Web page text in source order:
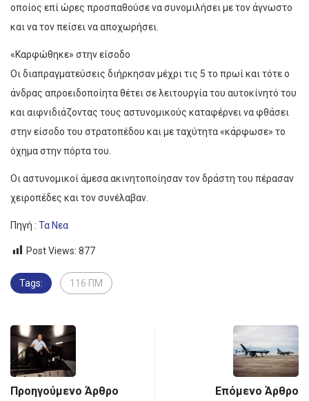
οποίος επί ώρες προσπαθούσε να συνομιλήσει με τον άγνωστο
και να τον πείσει να αποχωρήσει.
«Καρφώθηκε» στην είσοδο
Οι διαπραγματεύσεις διήρκησαν μέχρι τις 5 το πρωί και τότε ο
άνδρας απροειδοποίητα θέτει σε λειτουργία του αυτοκίνητό του
και αιφνιδιάζοντας τους αστυνομικούς καταφέρνει να φθάσει
στην είσοδο του στρατοπέδου και με ταχύτητα «κάρφωσε» το
όχημα στην πόρτα του.
Οι αστυνομικοί άμεσα ακινητοποίησαν τον δράστη του πέρασαν
χειροπέδες και τον συνέλαβαν.
Πηγή : Τα Νεα
Post Views: 877
Tags: 116 ΠΜ
Προηγούμενο Άρθρο Επόμενο Άρθρο